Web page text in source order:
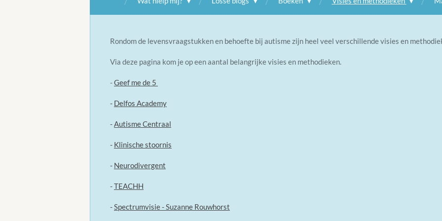
Rondom de levensvraagstukken en behoefte bij autisme zijn heel veel verschillende visies en
Via deze pagina kom je op een aantal belangrijke visies en methodieken.
-Geef me de 5
- Delfos Academy
-Autisme Centraal
- Klinische stoornis
- Neurodivergent
-TEACHH
-Spectrumvisie - Suzanne Rouwhorst